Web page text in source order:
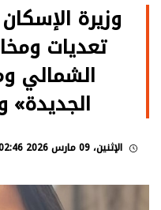
تعديات
الشمالي
الإثنين، 09 مارس 2026 02:46 م